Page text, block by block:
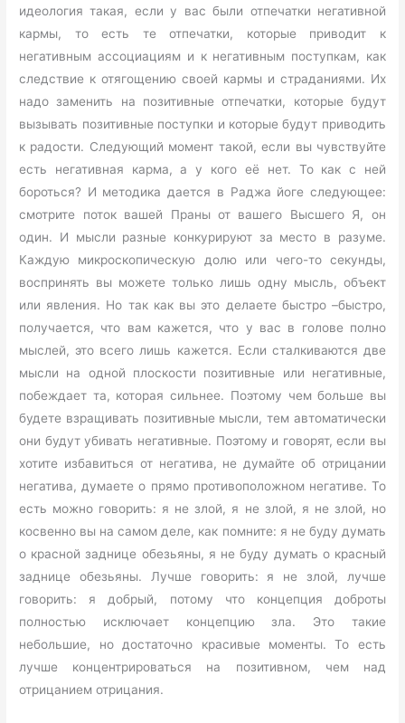
идеология такая, если у вас были отпечатки негативной
кармы, то есть те отпечатки, которые приводит к
негативным ассоциациям и к негативным поступкам, как
следствие к отягощению своей кармы и страданиями. Их
надо заменить на позитивные отпечатки, которые будут
вызывать позитивные поступки и которые будут приводить
к радости. Следующий момент такой, если вы чувствуйте
есть негативная карма, а у кого её нет. То как с ней
бороться? И методика дается в Раджа йоге следующее:
смотрите поток вашей Праны от вашего Высшего Я, он
один. И мысли разные конкурируют за место в разуме.
Каждую микроскопическую долю или чего-то секунды,
воспринять вы можете только лишь одну мысль, объект
или явления. Но так как вы это делаете быстро –быстро,
получается, что вам кажется, что у вас в голове полно
мыслей, это всего лишь кажется. Если сталкиваются две
мысли на одной плоскости позитивные или негативные,
побеждает та, которая сильнее. Поэтому чем больше вы
будете взращивать позитивные мысли, тем автоматически
они будут убивать негативные. Поэтому и говорят, если вы
хотите избавиться от негатива, не думайте об отрицании
негатива, думаете о прямо противоположном негативе. То
есть можно говорить: я не злой, я не злой, я не злой, но
косвенно вы на самом деле, как помните: я не буду думать
о красной заднице обезьяны, я не буду думать о красный
заднице обезьяны. Лучше говорить: я не злой, лучше
говорить: я добрый, потому что концепция доброты
полностью исключает концепцию зла. Это такие
небольшие, но достаточно красивые моменты. То есть
лучше концентрироваться на позитивном, чем над
отрицанием отрицания.